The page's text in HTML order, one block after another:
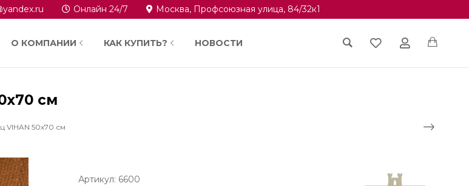
Онлайн 24/7 Москва, Профсоюзная улица, 84/32к1
О КОМПАНИИ КАК КУПИТЬ? НОВОСТИ
см
VIHAN 50х70 см
Артикул: 6600